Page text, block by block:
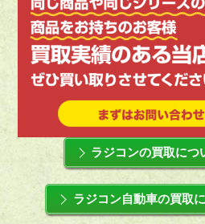
ラジコンの買取につ
ラジコン自動車の買取